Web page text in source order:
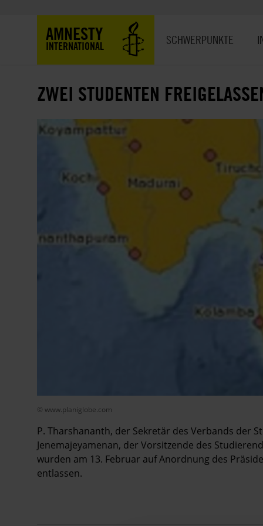
AMNESTY
INTERNATIONAL SCHWERPUNKTE
ZWEI STUDENTEN
© www.planiglobe.com
P. Tharshananth, der Sekretär des Verbands der
Jenemajeyamenan, der Vorsitzende des
wurden am 13. Februar auf Anordnung des
entlassen.